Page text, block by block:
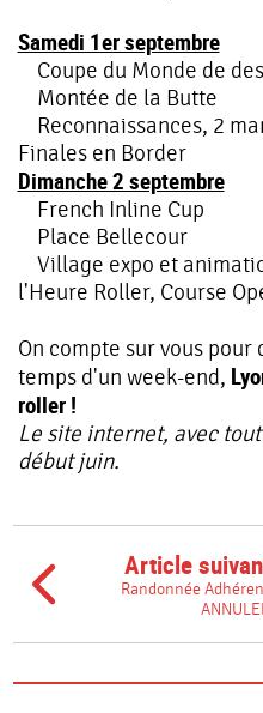
Samedi 1er septembre
Coupe du Monde de
Montée de la Butte
Reconnaissances, 2
Finales en Border
Dimanche 2 septembre
French Inline Cup
Place Bellecour
Village expo et
l'Heure Roller, Course
On compte sur vous pour
temps d'un week-end,
roller !
Le site internet, avec
début juin.
Article
Randonnée